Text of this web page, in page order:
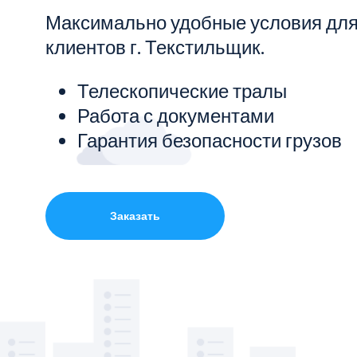
Показать все услуги
Максимально удобные условия
клиентов г. Текстильщик.
Телескопические тралы
Работа с документами
Гарантия безопасности грузов
Заказать